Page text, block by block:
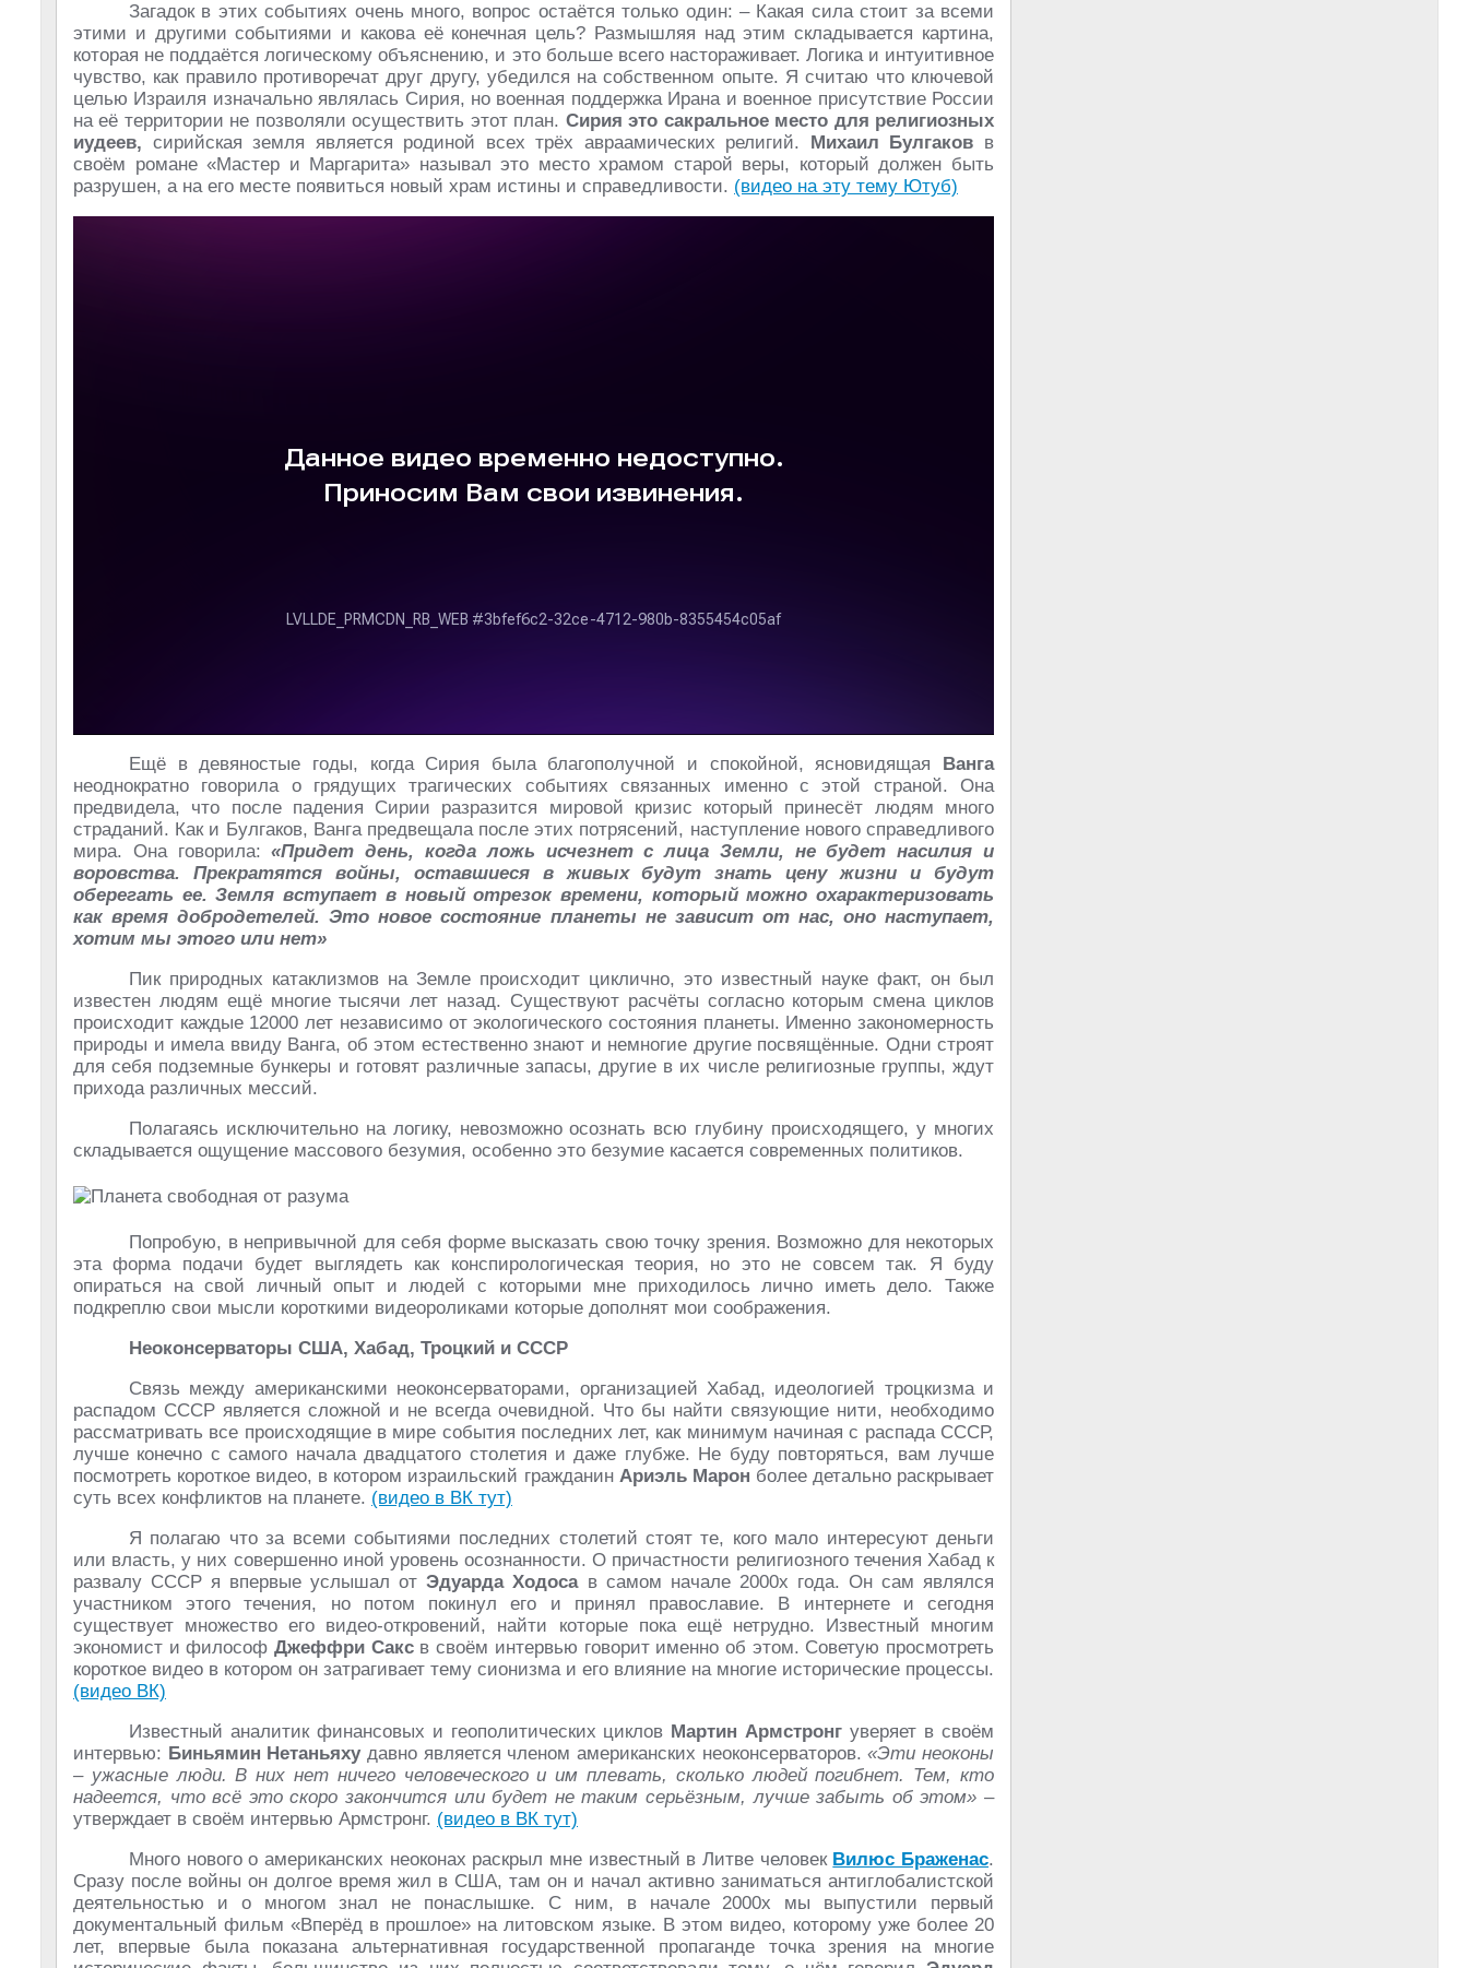
Загадок в этих событиях очень много, вопрос остаётся только один: – Какая сила стоит за всеми
этими и другими событиями и какова её конечная цель? Размышляя над этим складывается картина,
которая не поддаётся логическому объяснению, и это больше всего настораживает. Логика и интуитивное
чувство, как правило противоречат друг другу, убедился на собственном опыте. Я считаю что ключевой
целью Израиля изначально являлась Сирия, но военная поддержка Ирана и военное присутствие России
на её территории не позволяли осуществить этот план. Сирия это сакральное место для религиозных
иудеев, сирийская земля является родиной всех трёх авраамических религий. Михаил Булгаков в
своём романе «Мастер и Маргарита» называл это место храмом старой веры, который должен быть
разрушен, а на его месте появиться новый храм истины и справедливости. (видео на эту тему Ютуб)
Ещё в девяностые годы, когда Сирия была благополучной и спокойной, ясновидящая Ванга
неоднократно говорила о грядущих трагических событиях связанных именно с этой страной. Она
предвидела, что после падения Сирии разразится мировой кризис который принесёт людям много
страданий. Как и Булгаков, Ванга предвещала после этих потрясений, наступление нового справедливого
мира. Она говорила:«Придет день, когда ложь исчезнет с лица Земли, не будет насилия и
воровства. Прекратятся войны, оставшиеся в живых будут знать цену жизни и будут
оберегать ее. Земля вступает в новый отрезок времени, который можно охарактеризовать
как время добродетелей. Это новое состояние планеты не зависит от нас, оно наступает,
хотим мы этого или нет»
Пик природных катаклизмов на Земле происходит циклично, это известный науке факт, он был
известен людям ещё многие тысячи лет назад. Существуют расчёты согласно которым смена циклов
происходит каждые 12000 лет независимо от экологического состояния планеты. Именно закономерность
природы и имела ввиду Ванга, об этом естественно знают и немногие другие посвящённые. Одни строят
для себя подземные бункеры и готовят различные запасы, другие в их числе религиозные группы, ждут
прихода различных мессий.
Полагаясь исключительно на логику, невозможно осознать всю глубину происходящего, у многих
складывается ощущение массового безумия, особенно это безумие касается современных политиков.
Попробую, в непривычной для себя форме высказать свою точку зрения. Возможно для некоторых
эта форма подачи будет выглядеть как конспирологическая теория, но это не совсем так. Я буду
опираться на свой личный опыт и людей с которыми мне приходилось лично иметь дело. Также
подкреплю свои мысли короткими видеороликами которые дополнят мои соображения.
Неоконсерваторы США, Хабад, Троцкий и СССР
Связь между американскими неоконсерваторами, организацией Хабад, идеологией троцкизма и
распадом СССР является сложной и не всегда очевидной. Что бы найти связующие нити, необходимо
рассматривать все происходящие в мире события последних лет, как минимум начиная с распада СССР,
лучше конечно с самого начала двадцатого столетия и даже глубже. Не буду повторяться, вам лучше
посмотреть короткое видео, в котором израильский гражданин Ариэль Марон более детально раскрывает
суть всех конфликтов на планете. (видео в ВК тут)
Я полагаю что за всеми событиями последних столетий стоят те, кого мало интересуют деньги
или власть, у них совершенно иной уровень осознанности. О причастности религиозного течения Хабад к
развалу СССР я впервые услышал отЭдуарда Ходоса в самом начале 2000х года. Он сам являлся
участником этого течения, но потом покинул его и принял православие. В интернете и сегодня
существует множество его видео-откровений, найти которые пока ещё нетрудно. Известный многим
экономист и философДжеффри Саксв своём интервью говорит именно об этом. Советую просмотреть
короткое видео в котором он затрагивает тему сионизма и его влияние на многие исторические процессы.
(видео ВК)
Известный аналитик финансовых и геополитических циклов Мартин Армстронг уверяет в своём
интервью: Биньямин Нетаньяхудавно является членом американских неоконсерваторов.«Эти неоконы
– ужасные люди. В них нет ничего человеческого и им плевать, сколько людей погибнет. Тем, кто
надеется, что всё это скоро закончится или будет не таким серьёзным, лучше забыть об этом» –
утверждает в своём интервью Армстронг. (видео в ВК тут)
Много нового о американских неоконах раскрыл мне известный в Литве человек Вилюс Браженас.
Сразу после войны он долгое время жил в США, там он и начал активно заниматься антиглобалистской
деятельностью и о многом знал не понаслышке. С ним, в начале 2000х мы выпустили первый
документальный фильм «Вперёд в прошлое» на литовском языке. В этом видео, которому уже более 20
лет, впервые была показана альтернативная государственной пропаганде точка зрения на многие